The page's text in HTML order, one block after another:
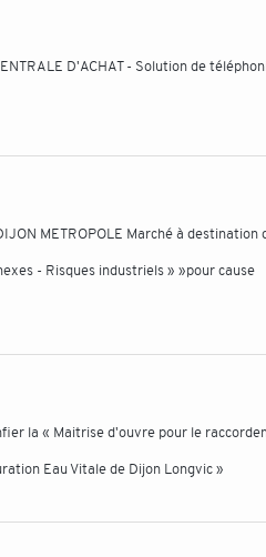
D'ACHAT - Solution de
METROPOLE Marché à destination
- Risques industriels » »pour cause
la « Maitrise d'ouvre pour le
Eau Vitale de Dijon Longvic »